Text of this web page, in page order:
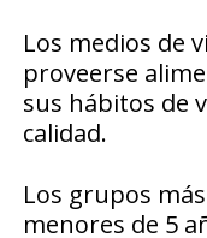
Los medios de
proveerse
sus hábitos de
calidad.
Los grupos
menores de 5